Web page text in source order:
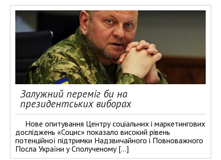
Залужний переміг би на
президентських виборах
Нове опитування Центру соціальних і маркетингових
досліджень «Социс» показало високий рівень
потенційної підтримки Надзвичайного і Повноважного
Посла України у Сполученому […]